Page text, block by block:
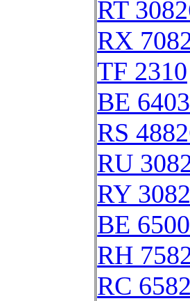
RT
RX
TF 2310
BE 6403
RS
RU
RY
BE
RH
RC